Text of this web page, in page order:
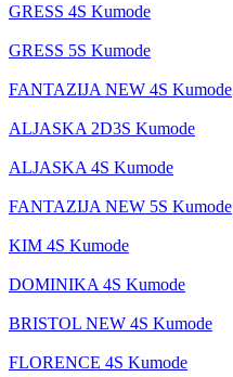
GRESS 4S Kumode
GRESS 5S Kumode
FANTAZIJA NEW 4S Kumode
ALJASKA 2D3S Kumode
ALJASKA 4S Kumode
FANTAZIJA NEW 5S Kumode
KIM 4S Kumode
DOMINIKA 4S Kumode
BRISTOL NEW 4S Kumode
FLORENCE 4S Kumode